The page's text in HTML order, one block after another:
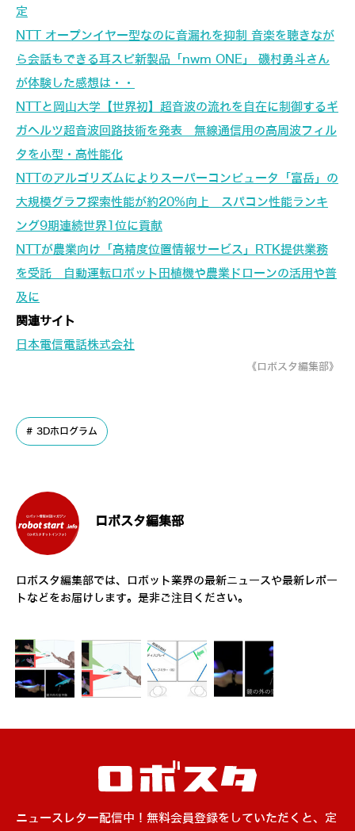
定
NTT オープンイヤー型なのに音漏れを抑制 音楽を聴きなが
ら会話もできる耳スピ新製品「nwm ONE」 磯村勇斗さん
が体験した感想は・・
NTTと岡山大学【世界初】超音波の流れを自在に制御するギ
ガヘルツ超音波回路技術を発表 無線通信用の高周波フィル
タを小型・高性能化
NTTのアルゴリズムによりスーパーコンピュータ「富岳」の
大規模グラフ探索性能が約20%向上 スパコン性能ランキ
ング9期連続世界1位に貢献
NTTが農業向け「高精度位置情報サービス」RTK提供業務
を受託 自動運転ロボット田植機や農業ドローンの活用や普
及に
関連サイト
日本電信電話株式会社
《ロボスタ編集部》
3Dホログラム
ロボスタ編集部
ロボスタ編集部では、ロボット業界の最新ニュースや最新レポー
トなどをお届けします。是非ご注目ください。
ニュースレター配信中！無料会員登録をしていただくと、定